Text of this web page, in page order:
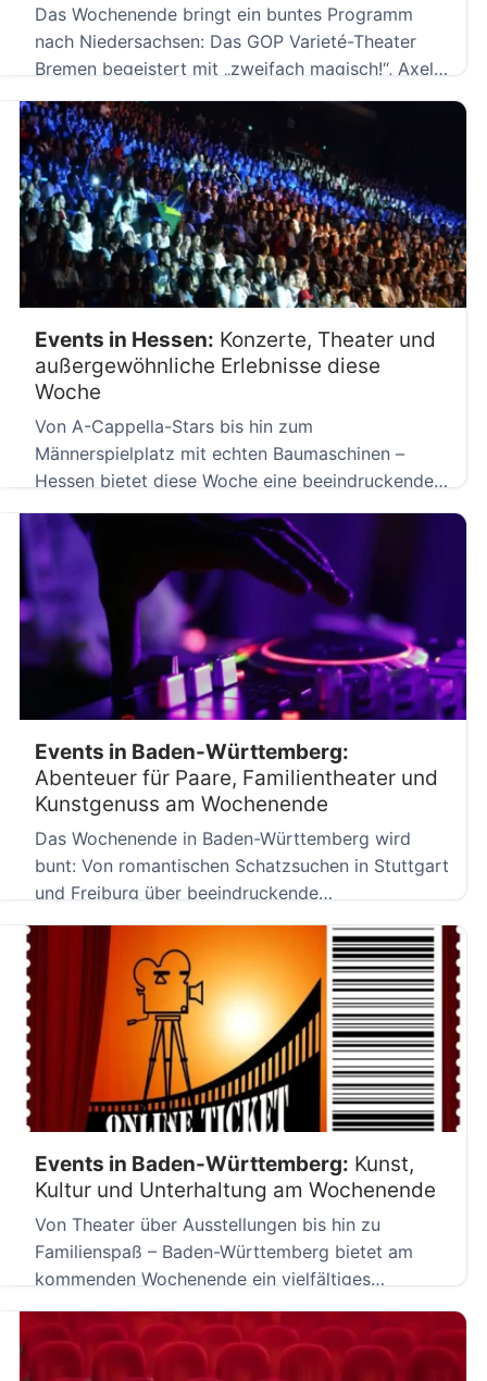
Das Wochenende bringt ein buntes Programm
nach Niedersachsen: Das GOP Varieté-Theater
Bremen begeistert mit „zweifach magisch!“, Axel
Prahl […]
Events in Hessen: Konzerte, Theater und
außergewöhnliche Erlebnisse diese
Woche
Von A-Cappella-Stars bis hin zum
Männerspielplatz mit echten Baumaschinen –
Hessen bietet diese Woche eine beeindruckende
Vielfalt. Während […]
Events in Baden-Württemberg:
Abenteuer für Paare, Familientheater und
Kunstgenuss am Wochenende
Das Wochenende in Baden-Württemberg wird
bunt: Von romantischen Schatzsuchen in Stuttgart
und Freiburg über beeindruckende
Spinnenausstellungen bis hin […]
Events in Baden-Württemberg: Kunst,
Kultur und Unterhaltung am Wochenende
Von Theater über Ausstellungen bis hin zu
Familienspaß – Baden-Württemberg bietet am
kommenden Wochenende ein vielfältiges
Programma. Besonders […]